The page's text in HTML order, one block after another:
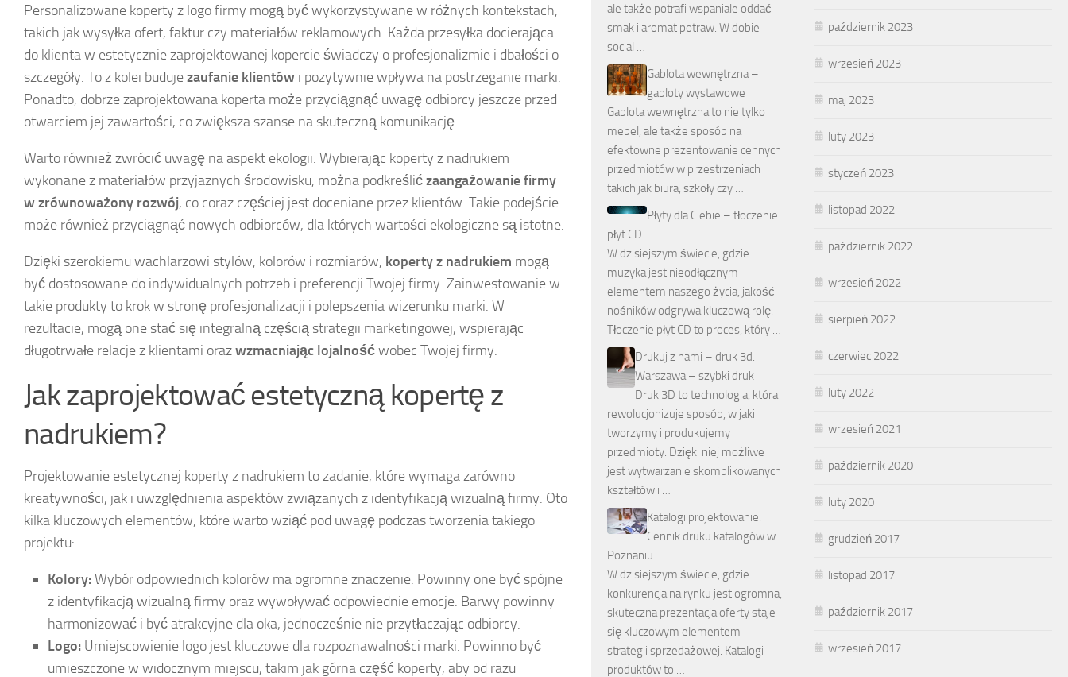
Personalizowane koperty z logo firmy mogą być wykorzystywane w różnych kontekstach,
takich jak wysyłka ofert, faktur czy materiałów reklamowych. Każda przesyłka docierająca
do klienta w estetycznie zaprojektowanej kopercie świadczy o profesjonalizmie i dbałości o
szczegóły. To z kolei budujezaufanie klientów i pozytywnie wpływa na postrzeganie marki.
Ponadto, dobrze zaprojektowana koperta może przyciągnąć uwagę odbiorcy jeszcze przed
otwarciem jej zawartości, co zwiększa szanse na skuteczną komunikację.
Warto również zwrócić uwagę na aspekt ekologii. Wybierając koperty z nadrukiem
wykonane z materiałów przyjaznych środowisku, można podkreślićzaangażowanie firmy
w zrównoważony rozwój, co coraz częściej jest doceniane przez klientów. Takie podejście
może również przyciągnąć nowych odbiorców, dla których wartości ekologiczne są istotne.
Dzięki szerokiemu wachlarzowi stylów, kolorów i rozmiarów, koperty z nadrukiem mogą
być dostosowane do indywidualnych potrzeb i preferencji Twojej firmy. Zainwestowanie w
takie produkty to krok w stronę profesjonalizacji i polepszenia wizerunku marki. W
rezultacie, mogą one stać się integralną częścią strategii marketingowej, wspierając
długotrwałe relacje z klientami orazwzmacniając lojalnośćwobec Twojej firmy.
Jak zaprojektować estetyczną kopertę z
nadrukiem?
Projektowanie estetycznej koperty z nadrukiem to zadanie, które wymaga zarówno
kreatywności, jak i uwzględnienia aspektów związanych z identyfikacją wizualną firmy. Oto
kilka kluczowych elementów, które warto wziąć pod uwagę podczas tworzenia takiego
projektu:
Kolory:Wybór odpowiednich kolorów ma ogromne znaczenie. Powinny one być spójne
z identyfikacją wizualną firmy oraz wywoływać odpowiednie emocje. Barwy powinny
harmonizować i być atrakcyjne dla oka, jednocześnie nie przytłaczając odbiorcy.
Logo: Umiejscowienie logo jest kluczowe dla rozpoznawalności marki. Powinno być
umieszczone w widocznym miejscu, takim jak górna część koperty, aby od razu
październik 2023
wrzesień 2023
maj 2023
luty 2023
styczeń 2023
listopad 2022
październik 2022
wrzesień 2022
sierpień 2022
czerwiec 2022
luty 2022
wrzesień 2021
październik 2020
luty 2020
grudzień 2017
listopad 2017
październik 2017
wrzesień 2017
ale także potrafi wspaniale oddać
smak i aromat potraw. W dobie
social …
Gablota wewnętrzna –
gabloty wystawowe
Gablota wewnętrzna to nie tylko
mebel, ale także sposób na
efektowne prezentowanie cennych
przedmiotów w przestrzeniach
takich jak biura, szkoły czy …
Płyty dla Ciebie – tłoczenie
płyt CD
W dzisiejszym świecie, gdzie
muzyka jest nieodłącznym
elementem naszego życia, jakość
nośników odgrywa kluczową rolę.
Tłoczenie płyt CD to proces, który …
Drukuj z nami – druk 3d.
Warszawa – szybki druk
Druk 3D to technologia, która
rewolucjonizuje sposób, w jaki
tworzymy i produkujemy
przedmioty. Dzięki niej możliwe
jest wytwarzanie skomplikowanych
kształtów i …
Katalogi projektowanie.
Cennik druku katalogów w
Poznaniu
W dzisiejszym świecie, gdzie
konkurencja na rynku jest ogromna,
skuteczna prezentacja oferty staje
się kluczowym elementem
strategii sprzedażowej. Katalogi
produktów to …